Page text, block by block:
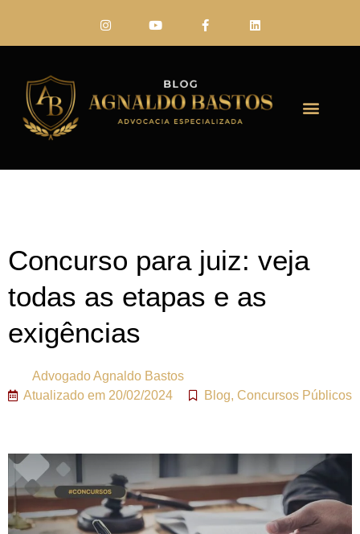
Concurso para juiz: veja
todas as etapas e as
exigências
AdvogadoAgnaldo Bastos
Atualizado em 20/02/2024 Blog, Concursos Públicos